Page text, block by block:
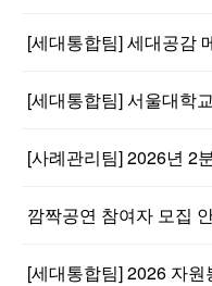
[세대통합팀] 세대공감
[세대통합팀] 서울대학
[사례관리팀] 2026년 2
깜짝공연 참여자 모집
[세대통합팀] 2026 자원